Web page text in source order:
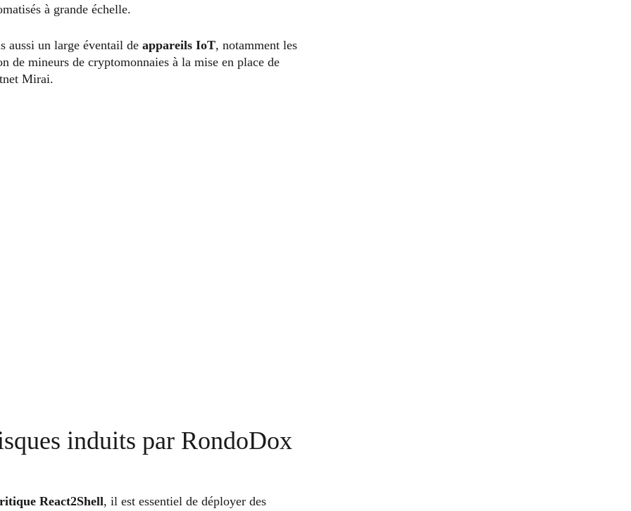
à grande échelle.
aussi un large éventail de appareils IoT, notamment les
de mineurs de cryptomonnaies à la mise en place de
Mirai.
induits par RondoDox
React2Shell, il est essentiel de déployer des